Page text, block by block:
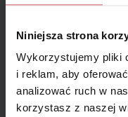
Niniejsza strona
Wykorzystujemy pliki
i reklam, aby
analizować ruch w
korzystasz z naszej